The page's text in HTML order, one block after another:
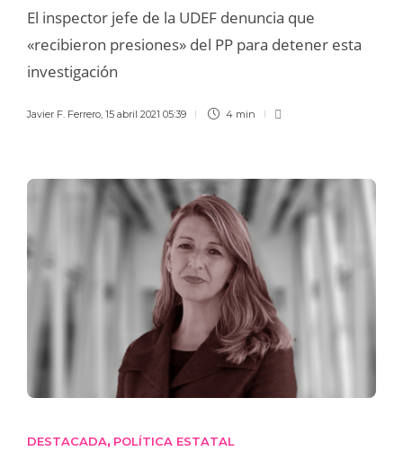
El inspector jefe de la UDEF denuncia que
«recibieron presiones» del PP para detener esta
investigación
Javier F. Ferrero, 15 abril 2021 05:39 4 min
DESTACADA, POLÍTICA ESTATAL